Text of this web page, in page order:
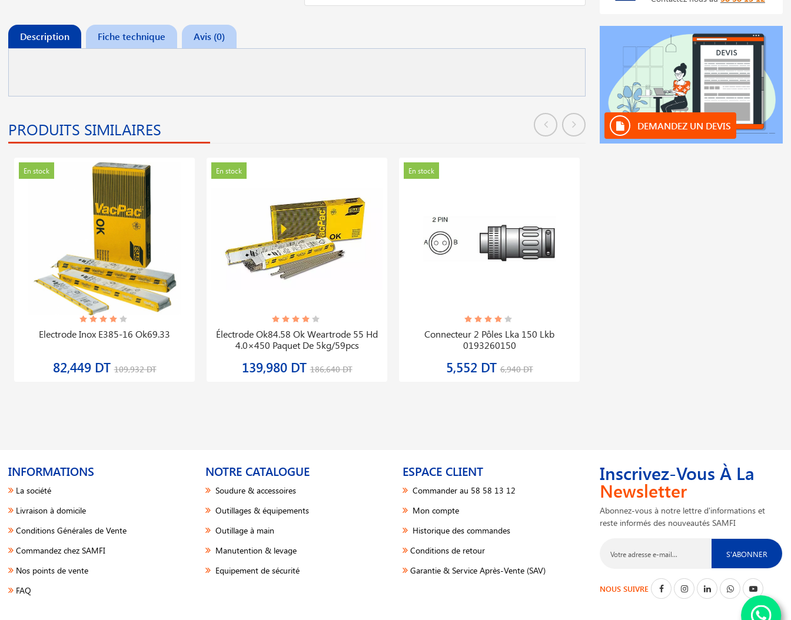
Description Fiche technique Avis (0)
PRODUITS SIMILAIRES
En stock
Electrode Inox E385-16 Ok69.33
82,449 DT109,932 DT
En stock
Électrode Ok84.58 Ok Weartrode 55 Hd
4.0×450 Paquet De 5kg/59pcs
139,980 DT186,640 DT
En stock
Connecteur 2 Pôles Lka 150 Lkb
0193260150
5,552 DT6,940 DT
DEMANDEZ UN DEVIS
INFORMATIONS
La société
Livraison à domicile
Conditions Générales de Vente
Commandez chez SAMFI
Nos points de vente
FAQ
NOTRE CATALOGUE
Soudure & accessoires
Outillages & équipements
Outillage à main
Manutention & levage
Equipement de sécurité
ESPACE CLIENT
Commander au 58 58 13 12
Mon compte
Historique des commandes
Conditions de retour
Garantie & Service Après-Vente (SAV)
Inscrivez-Vous À La
Newsletter
Abonnez-vous à notre lettre d'informations et
reste informés des nouveautés SAMFI
S'ABONNER
NOUS SUIVRE